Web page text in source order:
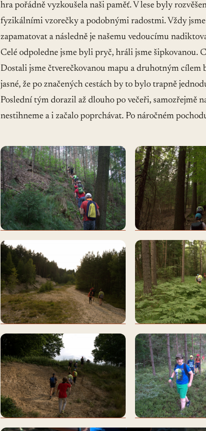
hra pořádně vyzkoušela naši paměť. V lese byly
fyzikálními vzorečky a podobnými radostmi. Vždy
zapamatovat a následně je našemu vedoucímu
Celé odpoledne jsme byli pryč, hráli jsme
Dostali jsme čtverečkovanou mapu a druhotným cílem
jasné, že po značených cestách by to bylo trapně
Poslední tým dorazil až dlouho po večeři, samozřejmě
nestihneme a i začalo poprchávat. Po náročném